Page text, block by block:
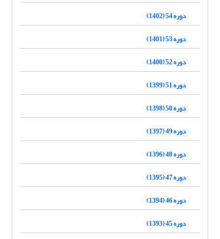
دوره 54 (1402)
دوره 53 (1401)
دوره 52 (1400)
دوره 51 (1399)
دوره 50 (1398)
دوره 49 (1397)
دوره 48 (1396)
دوره 47 (1395)
دوره 46 (1394)
دوره 45 (1393)